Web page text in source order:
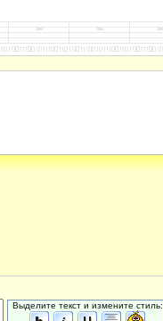
Выделите текст и измените стиль: